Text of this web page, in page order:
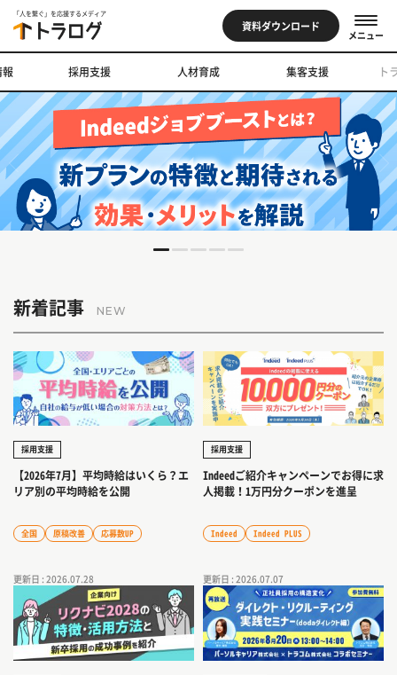
「人を繋ぐ」を応援するメディア
資料ダウンロード
メニュー
採用支援 人材育成 集客支援 ト
新着記事 NEW
採用支援
【2026年7月】平均時給はいくら？エ
リア別の平均時給を公開
全国 原稿改善 応募数UP
更新日 : 2026.07.28
採用支援
Indeedご紹介キャンペーンでお得に求
人掲載！1万円分クーポンを進呈
Indeed Indeed PLUS
更新日 : 2026.07.07